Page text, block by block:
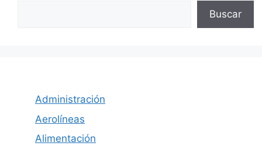
Buscar
Administración
Aerolíneas
Alimentación